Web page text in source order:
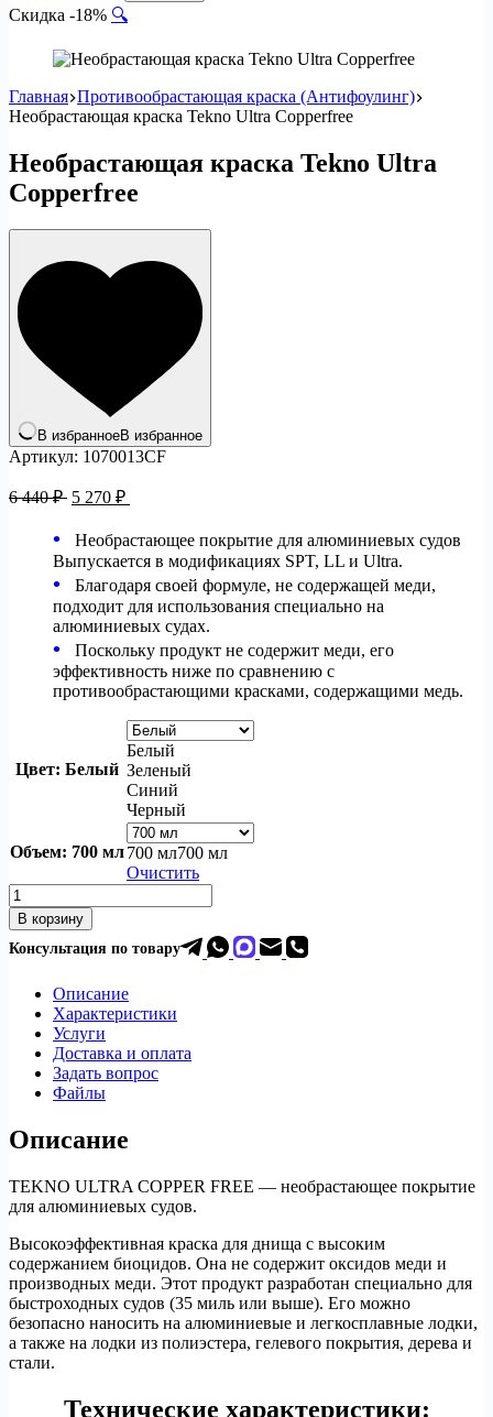
Скидка -18% 🔍
Главная Противообрастающая краска (Антифоулинг)
Необрастающая краска Tekno Ultra Copperfree
Необрастающая краска Tekno Ultra
Copperfree
В избранноеВ избранное
Артикул: 1070013CF
6 440₽ Первоначальная
составляла
6
440 ₽.
5 270 ₽
5
270 ₽.
Необрастающее покрытие для алюминиевых судов
Выпускается в модификациях SPT, LL и Ultra.
Благодаря своей формуле, не содержащей меди,
подходит для использования специально на
алюминиевых судах.
Поскольку продукт не содержит меди, его
эффективность ниже по сравнению с
противообрастающими красками, содержащими медь.
Цвет: Белый
Белый
Зеленый
Синий
Черный
Объем: 700 мл700 мл700 мл
Очистить
Количество
товара
Необрастающая
краска
Ultra
Copperfree
В корзину
Консультация по товару
Описание
Характеристики
Услуги
Доставка и оплата
Задать вопрос
Файлы
Описание
TEKNO ULTRA COPPER FREE — необрастающее покрытие
для алюминиевых судов.
Высокоэффективная краска для днища с высоким
содержанием биоцидов. Она не содержит оксидов меди и
производных меди. Этот продукт разработан специально для
быстроходных судов (35 миль или выше). Его можно
безопасно наносить на алюминиевые и легкосплавные лодки,
а также на лодки из полиэстера, гелевого покрытия, дерева и
стали.
Технические характеристики: